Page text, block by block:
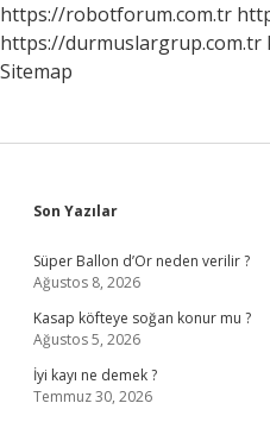
https://robotforum.com.tr
https://durmuslargrup.com.tr
Sitemap
Sidebar
Son Yazılar
Süper Ballon d’Or neden verilir ?
Ağustos 8, 2026
Kasap köfteye soğan konur mu ?
Ağustos 5, 2026
İyi kayı ne demek ?
Temmuz 30, 2026